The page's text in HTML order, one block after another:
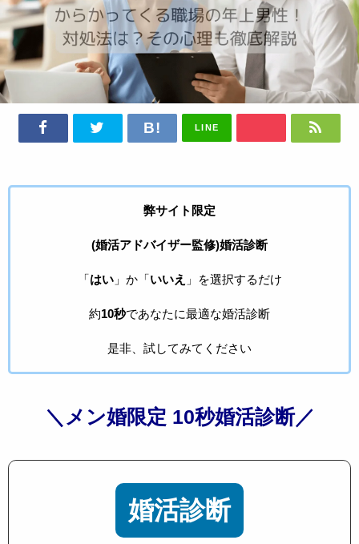
LINE
弊サイト限定
(婚活アドバイザー監修)婚活診断
「はい」か「いいえ 」を選択するだけ
約10秒であなたに最適な婚活診断
是非、試してみてください
＼メン婚限定 10秒婚活診断／
婚活診断